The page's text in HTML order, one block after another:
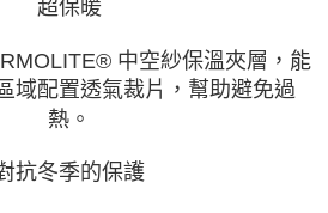
超保暖
中空紗保溫夾層，能
域配置透氣裁片，幫助避免過
熱。
抗冬季的保護